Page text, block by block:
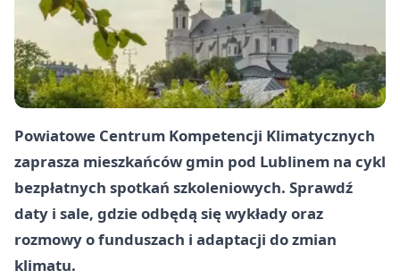
Powiatowe Centrum Kompetencji Klimatycznych
zaprasza mieszkańców gmin pod Lublinem na cykl
bezpłatnych spotkań szkoleniowych. Sprawdź
daty i sale, gdzie odbędą się wykłady oraz
rozmowy o funduszach i adaptacji do zmian
klimatu.